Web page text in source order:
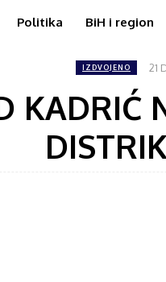
Politika BiH i region
IZDVOJENO 21
KADRIĆ